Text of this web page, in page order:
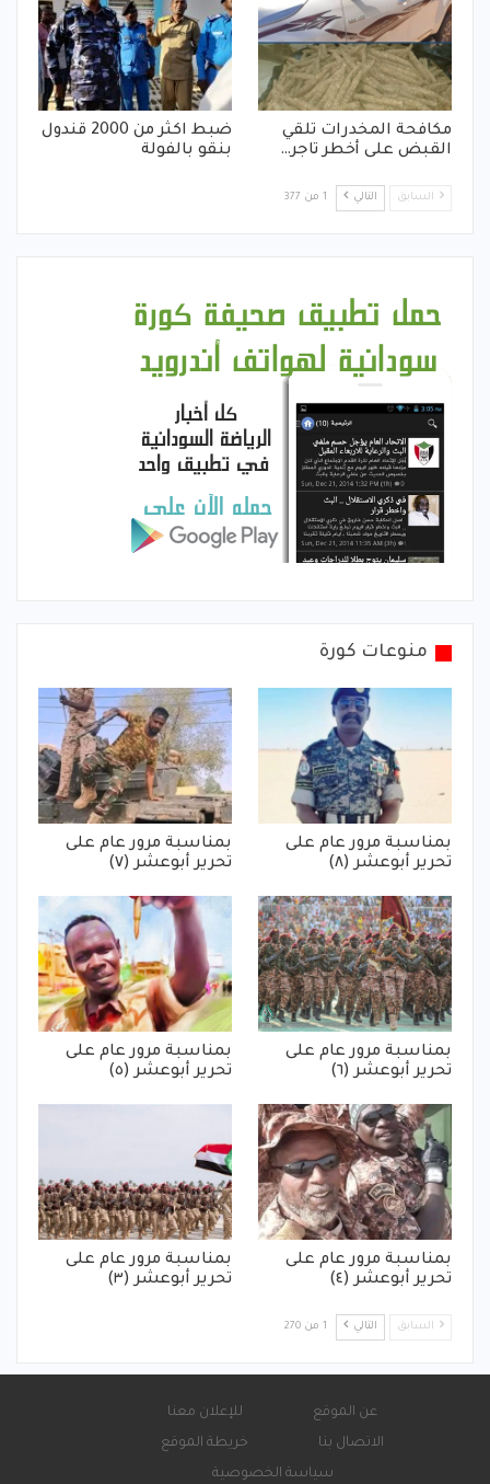
مكافحة المخدرات تلقي
القبض على أخطر تاجر…
ضبط اكثر من 2000 قندول
بنقو بالفولة
السابق التالي 1 من 377
منوعات كورة
بمناسبة مرور عام على
تحرير أبوعشر (٨)
بمناسبة مرور عام على
تحرير أبوعشر (٧)
بمناسبة مرور عام على
تحرير أبوعشر (٦)
بمناسبة مرور عام على
تحرير أبوعشر (٥)
بمناسبة مرور عام على
تحرير أبوعشر (٤)
بمناسبة مرور عام على
تحرير أبوعشر (٣)
السابق التالي 1 من 270
عن الموقع
للإعلان معنا
الاتصال بنا
خريطة الموقع
سياسة الخصوصية